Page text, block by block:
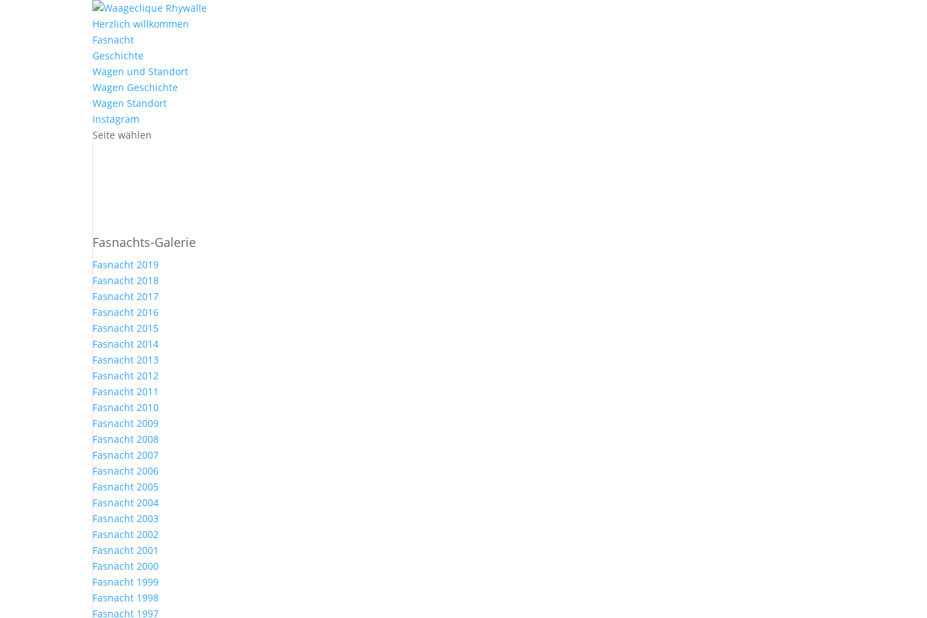
Herzlich willkommen
Fasnacht
Geschichte
Wagen und Standort
Wagen Geschichte
Wagen Standort
Instagram
Seite wählen
Fasnachts-Galerie
Fasnacht 2019
Fasnacht 2018
Fasnacht 2017
Fasnacht 2016
Fasnacht 2015
Fasnacht 2014
Fasnacht 2013
Fasnacht 2012
Fasnacht 2011
Fasnacht 2010
Fasnacht 2009
Fasnacht 2008
Fasnacht 2007
Fasnacht 2006
Fasnacht 2005
Fasnacht 2004
Fasnacht 2003
Fasnacht 2002
Fasnacht 2001
Fasnacht 2000
Fasnacht 1999
Fasnacht 1998
Fasnacht 1997